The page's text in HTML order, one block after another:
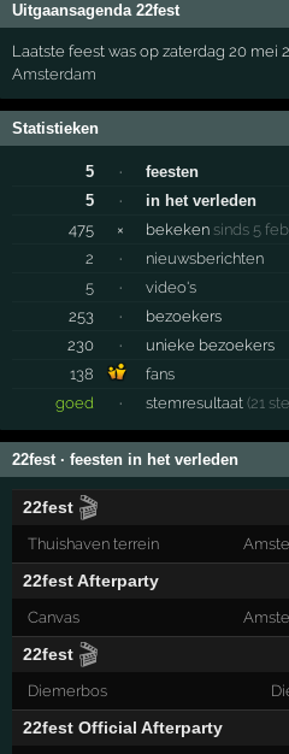
Uitgaansagenda 22fest
Laatste feest was op zaterdag 20 mei
Amsterdam
Statistieken
5 ·
feesten
5
·
in het verleden
475
× bekeken sinds 5
2
·
nieuwsberichten
5
·
video's
253
·
bezoekers
230
·
unieke bezoekers
138
fans
goed
· stemresultaat (21
22fest · feesten in het verleden
22fest 🎬
Thuishaven terrein
22fest Afterparty
Canvas
22fest 🎬
Diemerbos
22fest Official Afterparty